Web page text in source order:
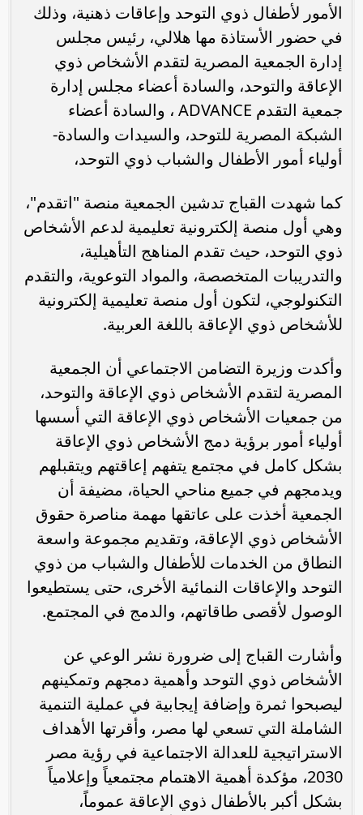
الأمور لأطفال ذوي التوحد وإعاقات ذهنية، وذلك
في حضور الأستاذة مها هلالي، رئيس مجلس
إدارة الجمعية المصرية لتقدم الأشخاص ذوي
الإعاقة والتوحد، والسادة أعضاء مجلس إدارة
جمعية التقدم ADVANCE ، والسادة أعضاء
الشبكة المصرية للتوحد، والسيدات والسادة-
أولياء أمور الأطفال والشباب ذوي التوحد،
كما شهدت القباج تدشين الجمعية منصة "اتقدم"،
وهي أول منصة إلكترونية تعليمية لدعم الأشخاص
ذوي التوحد، حيث تقدم المناهج التأهيلية،
والتدريبات المتخصصة، والمواد التوعوية، والتقدم
التكنولوجي، لتكون أول منصة تعليمية إلكترونية
للأشخاص ذوي الإعاقة باللغة العربية.
وأكدت وزيرة التضامن الاجتماعي أن الجمعية
المصرية لتقدم الأشخاص ذوي الإعاقة والتوحد،
من جمعيات الأشخاص ذوي الإعاقة التي أسسها
أولياء أمور برؤية دمج الأشخاص ذوي الإعاقة
بشكل كامل في مجتمع يتفهم إعاقتهم ويتقبلهم
ويدمجهم في جميع مناحي الحياة، مضيفة أن
الجمعية أخذت على عاتقها مهمة مناصرة حقوق
الأشخاص ذوي الإعاقة، وتقديم مجموعة واسعة
النطاق من الخدمات للأطفال والشباب من ذوي
التوحد والإعاقات النمائية الأخرى، حتى يستطيعوا
الوصول لأقصى طاقاتهم، والدمج في المجتمع.
وأشارت القباج إلى ضرورة نشر الوعي عن
الأشخاص ذوي التوحد وأهمية دمجهم وتمكينهم
ليصبحوا ثمرة وإضافة إيجابية في عملية التنمية
الشاملة التي تسعي لها مصر، وأقرتها الأهداف
الاستراتيجية للعدالة الاجتماعية في رؤية مصر
2030، مؤكدة أهمية الاهتمام مجتمعياً وإعلامياً
بشكل أكبر بالأطفال ذوي الإعاقة عموماً،